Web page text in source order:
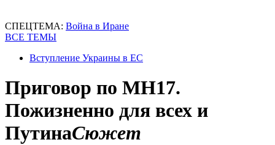
СПЕЦТЕМА: Война в Иране
ВСЕ ТЕМЫ
Вступление Украины в ЕС
Приговор по MH17.
Пожизненно для всех и
ПутинаСюжет